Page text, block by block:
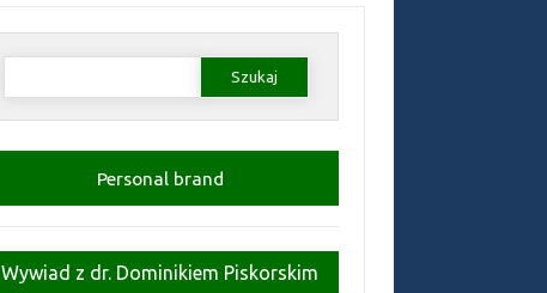
Szukaj:
Personal brand
Wywiad z dr. Dominikiem Piskorskim